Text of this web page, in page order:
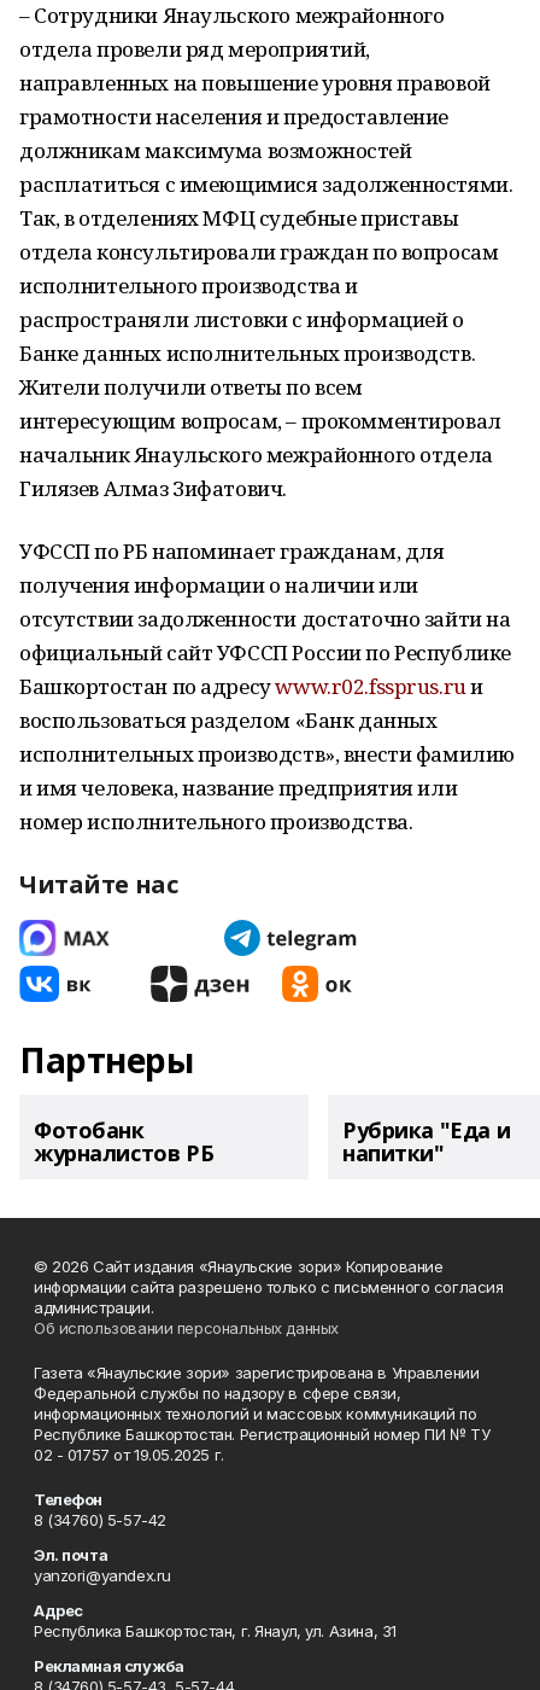
– Сотрудники Янаульского межрайонного
отдела провели ряд мероприятий,
направленных на повышение уровня правовой
грамотности населения и предоставление
должникам максимума возможностей
расплатиться с имеющимися задолженностями.
Так, в отделениях МФЦ судебные приставы
отдела консультировали граждан по вопросам
исполнительного производства и
распространяли листовки с информацией о
Банке данных исполнительных производств.
Жители получили ответы по всем
интересующим вопросам, – прокомментировал
начальник Янаульского межрайонного отдела
Гилязев Алмаз Зифатович.
УФССП по РБ напоминает гражданам, для
получения информации о наличии или
отсутствии задолженности достаточно зайти на
официальный сайт УФССП России по Республике
Башкортостан по адресуwww.r02.fssprus.ruи
воспользоваться разделом «Банк данных
исполнительных производств», внести фамилию
и имя человека, название предприятия или
номер исполнительного производства.
Читайте нас
Партнеры
Фотобанк
журналистов РБ
Рубрика "Еда и
напитки"
© 2026 Сайт издания «Янаульские зори» Копирование
информации сайта разрешено только с письменного согласия
администрации.
Об использовании персональных данных
Газета «Янаульские зори» зарегистрирована в Управлении
Федеральной службы по надзору в сфере связи,
информационных технологий и массовых коммуникаций по
Республике Башкортостан. Регистрационный номер ПИ № ТУ
02 - 01757 от 19.05.2025 г.
Телефон
8 (34760) 5-57-42
Эл. почта
yanzori@yandex.ru
Адрес
Республика Башкортостан, г. Янаул, ул. Азина, 31
Рекламная служба